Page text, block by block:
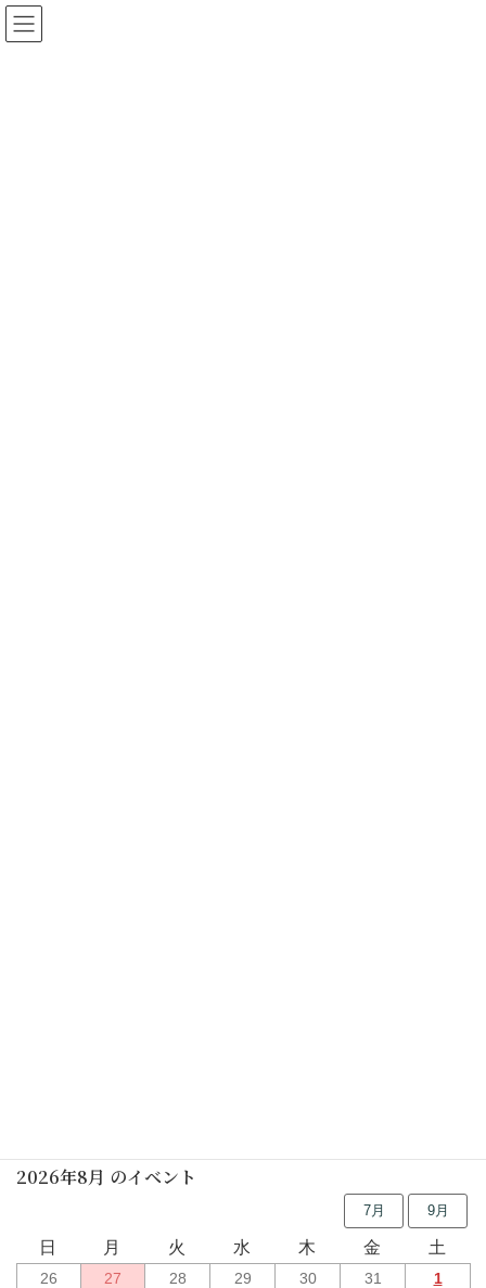
2026年8月 のイベント
7月 9月
日 月 火 水 木 金 土
26 27 28 29 30 31
1